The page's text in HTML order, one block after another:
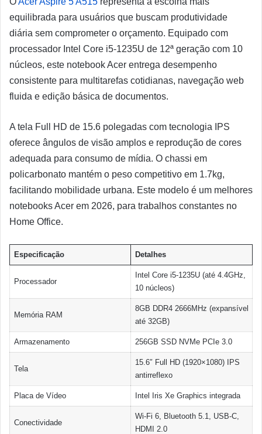
equilibrada para usuários que buscam produtividade
diária sem comprometer o orçamento. Equipado com
processador Intel Core i5-1235U de 12ª geração com 10
núcleos, este notebook Acer entrega desempenho
consistente para multitarefas cotidianas, navegação web
fluida e edição básica de documentos.
A tela Full HD de 15.6 polegadas com tecnologia IPS
oferece ângulos de visão amplos e reprodução de cores
adequada para consumo de mídia. O chassi em
policarbonato mantém o peso competitivo em 1.7kg,
facilitando mobilidade urbana. Este modelo é um melhores
notebooks Acer em 2026, para trabalhos constantes no
Home Office.
Especificação Detalhes
Processador
Intel Core i5-1235U (até 4.4GHz,
10 núcleos)
Memória RAM
8GB DDR4 2666MHz (expansível
até 32GB)
Armazenamento 256GB SSD NVMe PCIe 3.0
Tela
15.6″ Full HD (1920×1080) IPS
antirreflexo
Placa de Vídeo Intel Iris Xe Graphics integrada
Conectividade
Wi-Fi 6, Bluetooth 5.1, USB-C,
HDMI 2.0